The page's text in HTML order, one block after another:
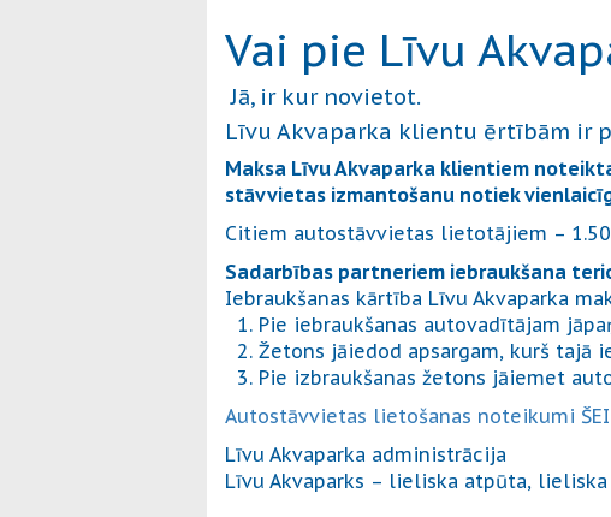
Vai pie Līvu
Jā, ir kur novietot.
Līvu Akvaparka klientu ērtībām ir
Maksa Līvu Akvaparka klientiem
stāvvietas izmantošanu notiek
Citiem autostāvvietas lietotājiem –
Sadarbības partneriem iebraukšana
Iebraukšanas kārtība Līvu Akvaparka
1. Pie iebraukšanas autovadītājam
2. Žetons jāiedod apsargam, kurš tajā
3. Pie izbraukšanas žetons jāiemet
Autostāvvietas lietošanas noteikumi
Līvu Akvaparka administrācija
Līvu Akvaparks – lieliska atpūta,